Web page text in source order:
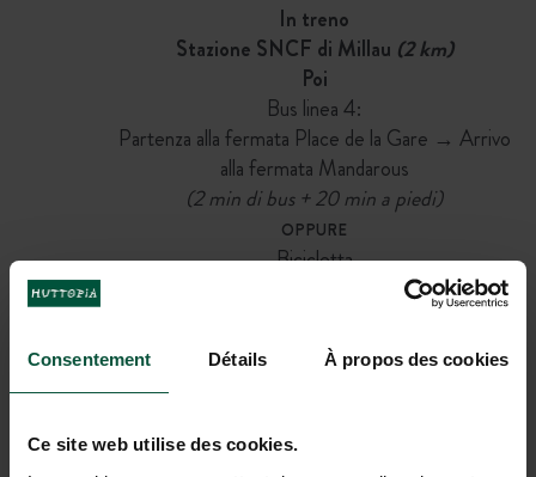
Consentement Détails À propos des cookies
Ce site web utilise des cookies.
In treno
Stazione SNCF di Millau (2 km)
Poi
Bus linea 4:
Partenza alla fermata Place de la Gare → Arrivo
alla fermata Mandarous
(2 min di bus + 20 min a piedi)
OPPURE
Bicicletta
A piedi
(34 min)
Aeroporti più vicini: Rodez